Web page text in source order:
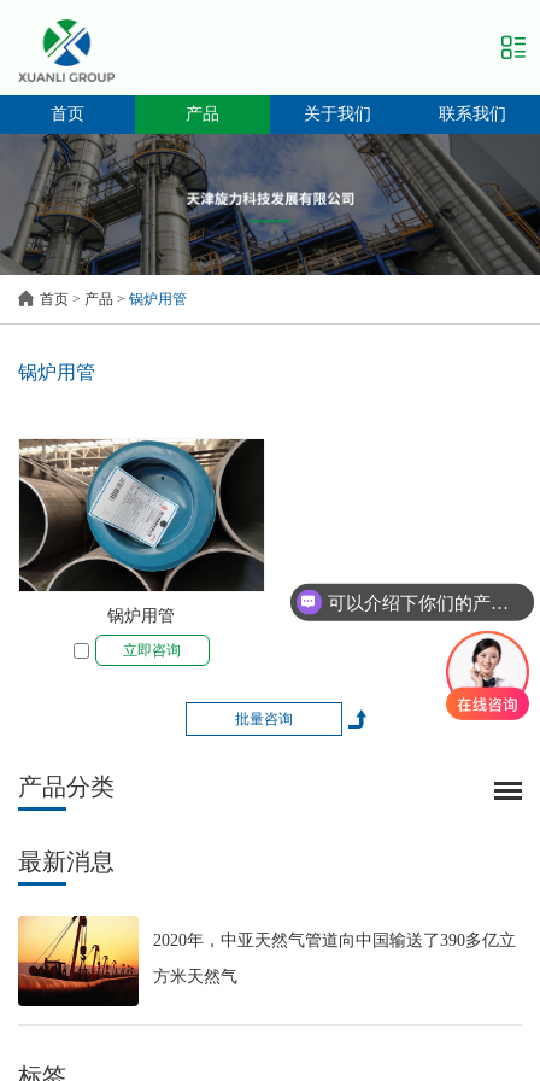
首页 产品 关于我们 联系我们
首页 > 产品 > 锅炉用管
锅炉用管
锅炉用管
立即咨询
产品分类
最新消息
2020年，中亚天然气管道向中国输送了390多亿立
方米天然气
可以介绍下你们的产品么